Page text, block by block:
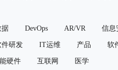
据 DevOps AR/VR 信息
件研发 IT运维 产品 软
硬件 互联网 医学